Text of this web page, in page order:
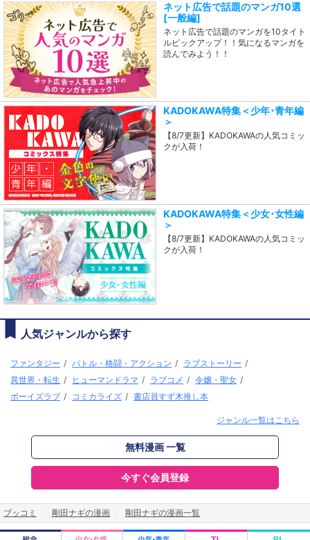
ネット広告で話題のマンガ10選
[一般編]
ネット広告で話題のマンガを10タイト
ルピックアップ！！気になるマンガを
読んでみよう！！
KADOKAWA特集＜少年･青年編
＞
【8/7更新】KADOKAWAの人気コミッ
クが入荷！
KADOKAWA特集＜少女･女性編
＞
【8/7更新】KADOKAWAの人気コミッ
クが入荷！
人気ジャンルから探す
ファンタジー / バトル・格闘・アクション / ラブストーリー /
異世界・転生 / ヒューマンドラマ / ラブコメ / 令嬢・聖女 /
ボーイズラブ / コミカライズ / 書店員すず木推し本
ジャンル一覧はこちら
無料漫画 一覧
今すぐ会員登録
ブッコミ 剛田ナギの漫画 剛田ナギの漫画一覧